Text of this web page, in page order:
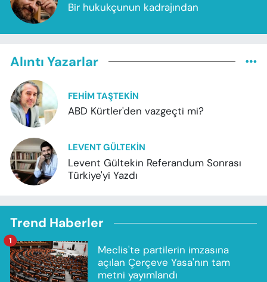
Bir hukukçunun kadrajından
Alıntı Yazarlar
FEHIM TAŞTEKIN
ABD Kürtler'den vazgeçti mi?
LEVENT GÜLTEKIN
Levent Gültekin Referandum Sonrası
Türkiye'yi Yazdı
Trend Haberler
Meclis'te partilerin imzasına
açılan Çerçeve Yasa'nın tam
metni yayımlandı
1